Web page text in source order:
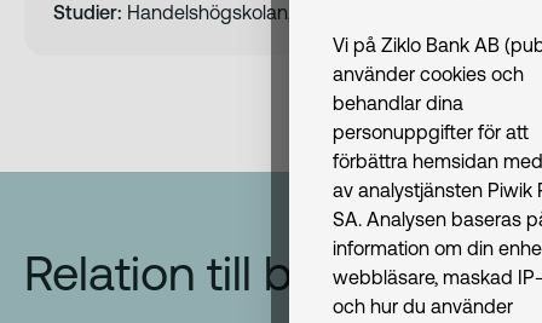
Studier: Handelshögskolan, Göteborg
Relation till banken
Vi på Ziklo Bank AB
använder cookies och
behandlar dina
personuppgifter för att
förbättra hemsidan
av analystjänsten Piwik
SA. Analysen baseras
information om din
webbläsare, maskad
och hur du använder